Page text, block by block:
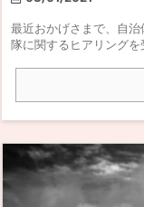
最近おかげさまで、自
隊に関するヒアリングを